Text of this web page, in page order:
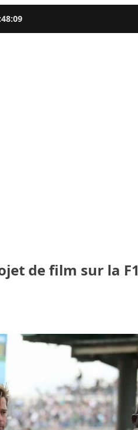
:48:08
de film sur la F1